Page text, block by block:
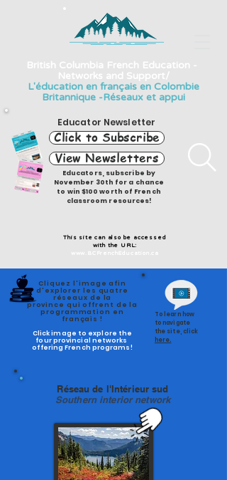
British Columbia French Education -
Networks and Support/
L'éducation en français en Colombie
Britannique -Réseaux et appui
Educator Newsletter
Click to Subscribe
View Newsletters
Educators, subscribe by
November 30th for a chance
to win $100 worth of French
classroom resources!
This site can also be accessed
with the URL:
www.BCFrenchEducation.ca
Cliquez l'image afin
d'explorer les quatre
réseaux de la
province qui offrent de la
programmation en
français !
Click image to explore the
four provincial networks
offering French programs!
To learn how
to navigate
the site, click
here.
Réseau de l'Intérieur sud
Southern interior network